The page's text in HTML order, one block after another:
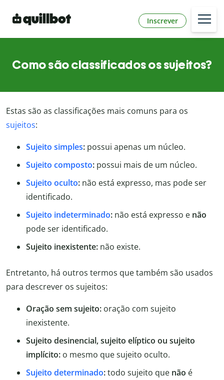
Inscrever
Como são classificados os sujeitos?
Estas são as classificações mais comuns para os
sujeitos:
Sujeito simples: possui apenas um núcleo.
Sujeito composto: possui mais de um núcleo.
Sujeito oculto: não está expresso, mas pode ser
identificado.
Sujeito indeterminado: não está expresso e não
pode ser identificado.
Sujeito inexistente: não existe.
Entretanto, há outros termos que também são usados
para descrever os sujeitos:
Oração sem sujeito: oração com sujeito
inexistente.
Sujeito desinencial, sujeito elíptico ou sujeito
implícito: o mesmo que sujeito oculto.
Sujeito determinado:todo sujeito que não é